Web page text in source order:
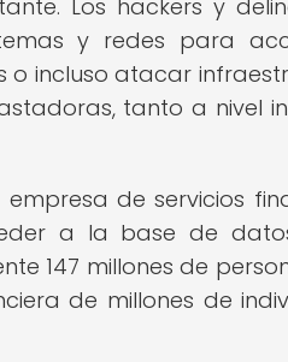
Los hackers y
y redes para
o incluso atacar
tanto a nivel
de servicios
a la base de
147 millones de
de millones de